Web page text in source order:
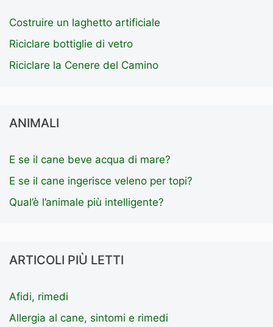
Costruire un laghetto artificiale
Riciclare bottiglie di vetro
Riciclare la Cenere del Camino
ANIMALI
E se il cane beve acqua di mare?
E se il cane ingerisce veleno per topi?
Qual’è l’animale più intelligente?
ARTICOLI PIÙ LETTI
Afidi, rimedi
Allergia al cane, sintomi e rimedi